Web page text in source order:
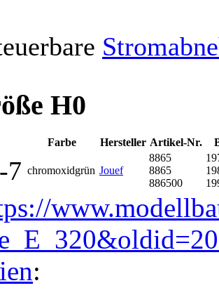
H0
Farbe Her­steller Artikel-Nr.
7 chromoxid­grün Jouef
8865
8865
886500
: